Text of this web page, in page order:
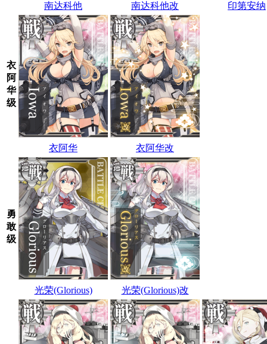
南达科他 南达科他改 印第安纳
衣
阿
华
级
衣阿华 衣阿华改
勇
敢
级
光荣(Glorious) 光荣(Glorious)改